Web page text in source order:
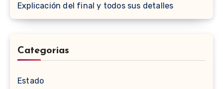
Explicación del final y todos sus detalles
Categorias
Estado